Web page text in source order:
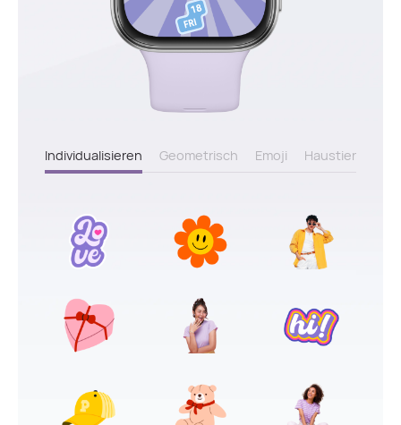
Individualisieren Geometrisch Emoji Haustier